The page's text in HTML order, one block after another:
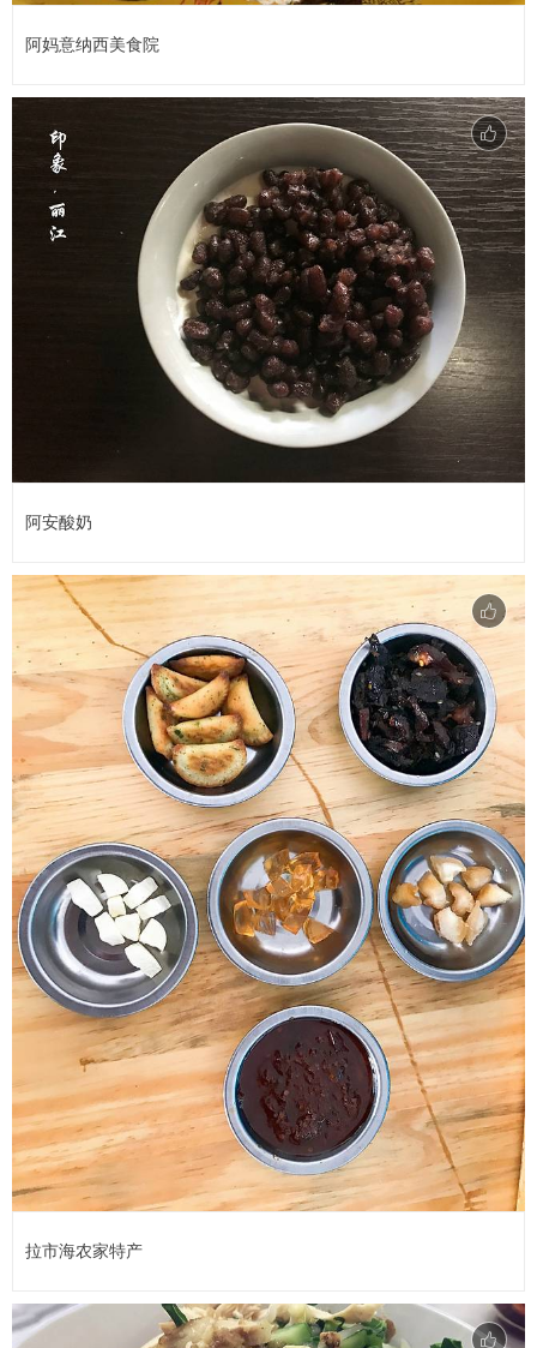
阿妈意纳西美食院
阿安酸奶
拉市海农家特产